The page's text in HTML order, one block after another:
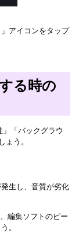
アイコンをタップ
る時の
「バックグラウ
ょう。
生し、音質が劣化
編集ソフトのピー
。